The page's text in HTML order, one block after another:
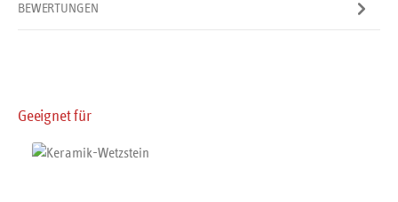
BEWERTUNGEN
Produktgalerie überspringen
Geeignet für